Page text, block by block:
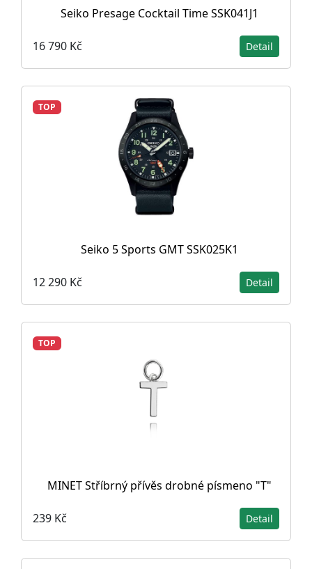
Seiko Presage Cocktail Time SSK041J1
16 790 Kč Detail
TOP
Seiko 5 Sports GMT SSK025K1
12 290 Kč Detail
TOP
MINET Stříbrný přívěs drobné písmeno "T"
239 Kč Detail